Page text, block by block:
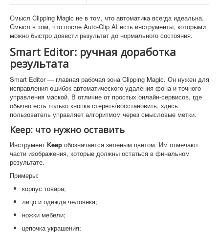
Смысл Clipping Magic не в том, что автоматика всегда идеальна.
Смысл в том, что после Auto-Clip AI есть инструменты, которыми
можно быстро довести результат до нормального состояния.
Smart Editor: ручная доработка
результата
Smart Editor — главная рабочая зона Clipping Magic. Он нужен для
исправления ошибок автоматического удаления фона и точного
управления маской. В отличие от простых онлайн-сервисов, где
обычно есть только кнопка стереть/восстановить, здесь
пользователь управляет алгоритмом через смысловые метки.
Keep: что нужно оставить
Инструмент Keep обозначается зеленым цветом. Им отмечают
части изображения, которые должны остаться в финальном
результате.
Примеры:
корпус товара;
лицо и одежда человека;
ножки мебели;
цепочка украшения;